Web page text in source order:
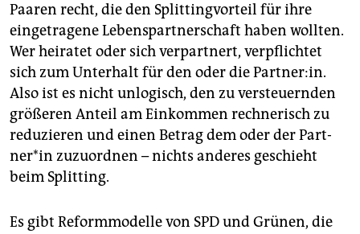
Paaren recht, die den Splittingvorteil für ihre
eingetragene Lebenspartnerschaft haben wollten.
Wer heiratet oder sich verpartnert, verpflichtet
sich zum Unterhalt für den oder die Part­ner:in.
Also ist es nicht unlogisch, den zu versteuernden
größeren Anteil am Einkommen rechnerisch zu
reduzieren und einen Betrag dem oder der Part­
ner*in zuzuordnen – nichts anderes geschieht
beim Splitting.
Es gibt Reformmodelle von SPD und Grünen, die